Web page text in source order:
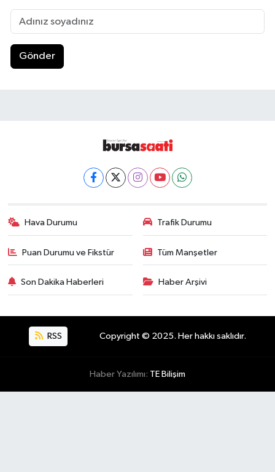
Gönder
Hava Durumu Trafik Durumu
Puan Durumu ve Fikstür Tüm Manşetler
Son Dakika Haberleri Haber Arşivi
RSS Copyright © 2025. Her hakkı saklıdır.
Haber Yazılımı: TE Bilişim